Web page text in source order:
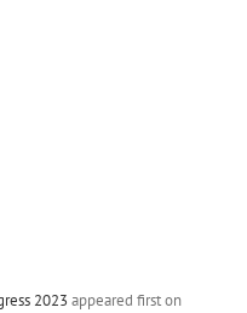
2023 appeared first on